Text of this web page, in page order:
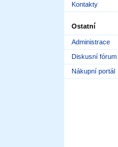
Kontakty
Ostatní
Administrace
Diskusní fórum
Nákupní portál